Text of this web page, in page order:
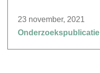
23 november, 2021
Onderzoekspublicatie